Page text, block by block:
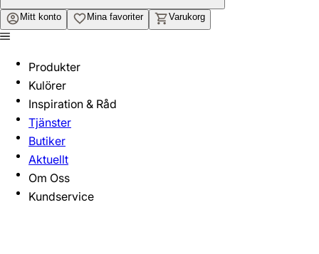
Mitt konto Mina favoriter Varukorg
Produkter
Kulörer
Inspiration & Råd
Tjänster
Butiker
Aktuellt
Om Oss
Kundservice